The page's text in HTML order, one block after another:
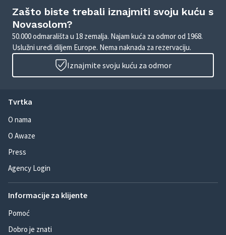
Zašto biste trebali iznajmiti svoju kuću s
Novasolom?
50.000 odmarališta u 18 zemalja. Najam kuća za odmor od 1968.
Uslužni uredi diljem Europe. Nema naknada za rezervaciju.
Iznajmite svoju kuću za odmor
Tvrtka
O nama
O Awaze
Press
Agency Login
Informacije za klijente
Pomoć
Dobro je znati